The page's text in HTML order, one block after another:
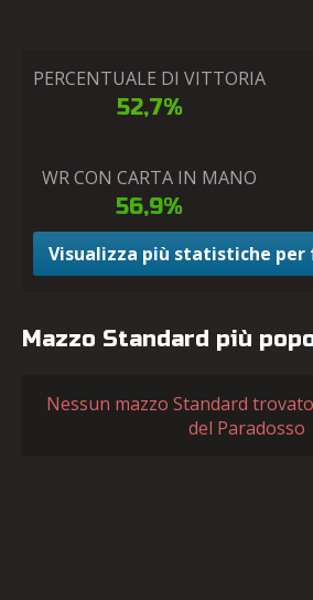
PERCENTUALE DI VITTORIA
52,7%
WR CON CARTA IN MANO
56,9%
Mazzo Standard più
Nessun mazzo Standard
del Paradosso